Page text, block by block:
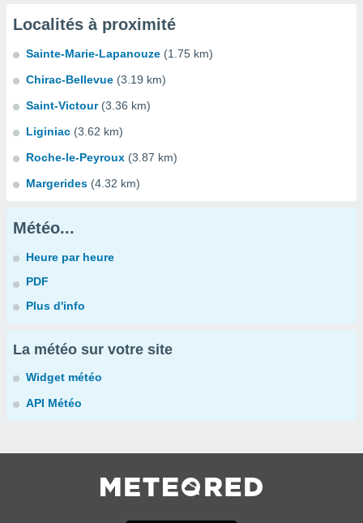
Localités à proximité
Sainte-Marie-Lapanouze (1.75 km)
Chirac-Bellevue (3.19 km)
Saint-Victour (3.36 km)
Liginiac (3.62 km)
Roche-le-Peyroux (3.87 km)
Margerides (4.32 km)
Météo...
Heure par heure
PDF
Plus d'info
La météo sur votre site
Widget météo
API Météo